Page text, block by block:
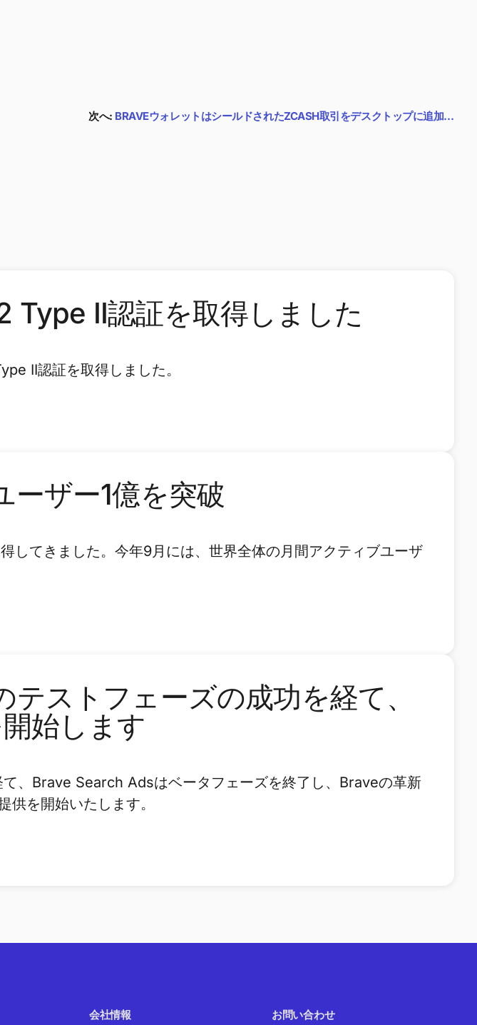
次へ: BRAVEウォレットはシールドされたZCASH取引をデスクトップに追加…
Type II認証を取得しました
II認証を取得しました。
ザー1億を突破
てきました。今年9月には、世界全体の月間アクティブユーザ
ストフェーズの成功を経て、
始します
、Brave Search Adsはベータフェーズを終了し、Braveの革新
を開始いたします。
会社情報 お問い合わせ